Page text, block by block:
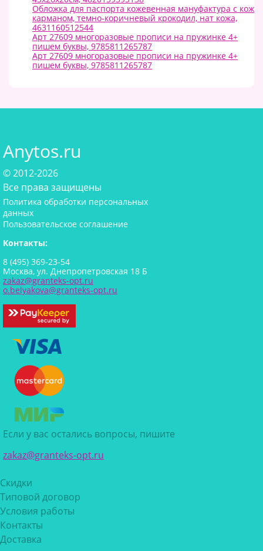
Обложка для паспорта кожевенная мануфактура с кож
карманом, темно-коричневый крокодил, нат кожа,
4631160512544
Арт 27609 многоразовые прописи на пружинке 4+
пишем буквы, 9785811265787
Арт 27609 многоразовые прописи на пружинке 4+
пишем буквы, 9785811265787
Anytos.ru
© 2012-2026
Все права защищены
Политика обработки персональных
данных
Пользовательское соглашение
Контакты:
8 (495) 369-23-54
Москва, ул. Днепропетровская 18 Б
zakaz@granteks-opt.ru
o.belyakova@granteks-opt.ru
Если у вас остались вопросы, пишите
zakaz@granteks-opt.ru
Скидки
Типовой договор
Условия работы
Контакты
Доставка